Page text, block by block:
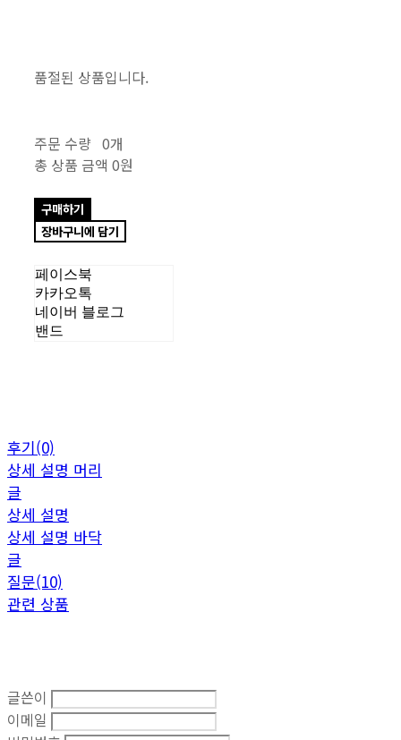
품절된 상품입니다.
주문 수량 0개
총 상품 금액 0원
구매하기
장바구니에 담기
페이스북
카카오톡
네이버 블로그
밴드
후기(0)
상세 설명 머리
글
상세 설명
상세 설명 바닥
글
질문(10)
관련 상품
글쓴이
이메일